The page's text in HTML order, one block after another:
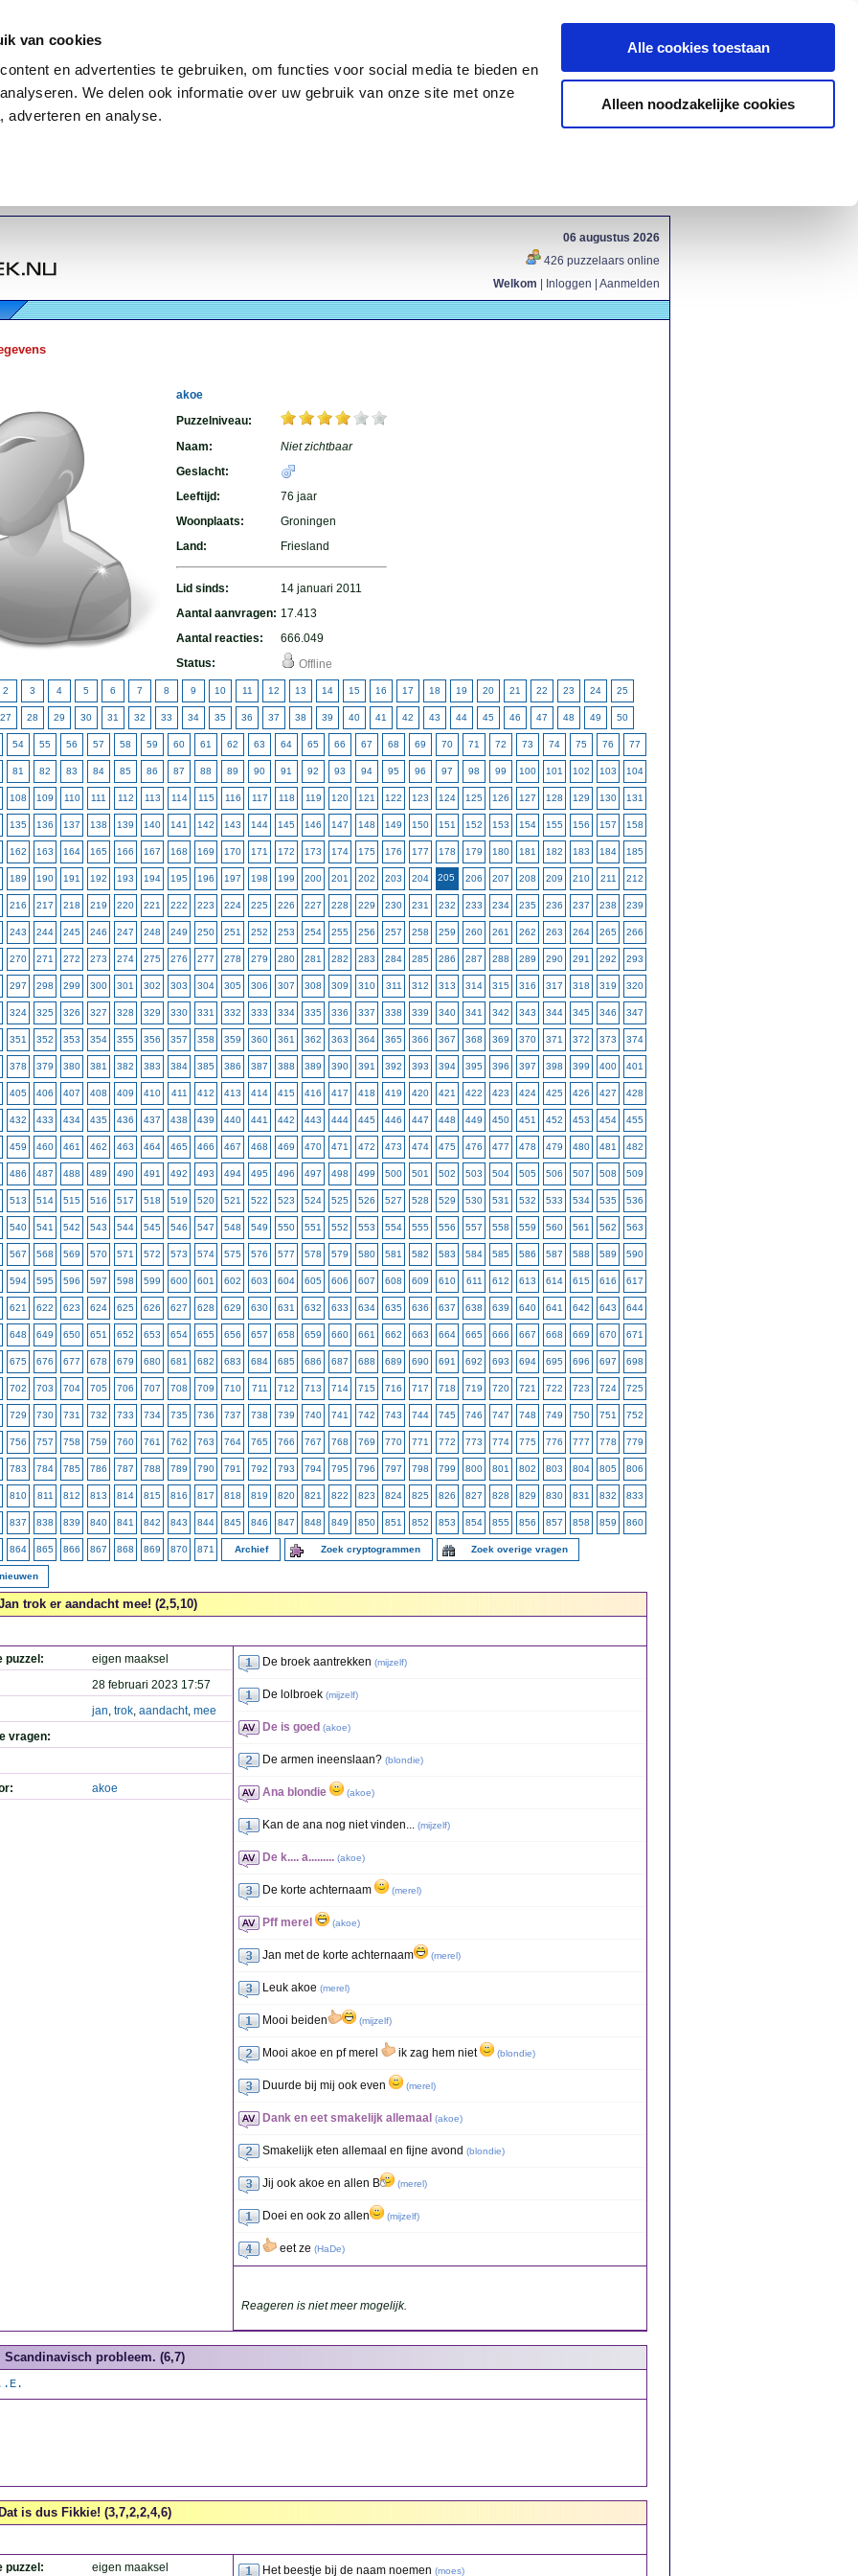
van cookies
en advertenties te gebruiken, om functies voor social media te bieden en
We delen ook informatie over uw gebruik van onze site met onze
adverteren en analyse.
Alle cookies toestaan
Alleen noodzakelijke cookies
06 augustus 2026
426 puzzelaars online
Welkom
Inloggen Aanmelden
akoe
Puzzelniveau:
Naam:
Niet zichtbaar
Geslacht:
Leeftijd:
76 jaar
Woonplaats:
Groningen
Land:
Friesland
Lid sinds:
14 januari 2011
Aantal aanvragen: 17.413
Aantal reacties:
666.049
Status:
Offline
2 3 4 5 6 7 8 9 10 11 12 13 14 15 16 17 18 19 20 21 22 23 24 25
27 28 29 30 31 32 33 34 35 36 37 38 39 40 41 42 43 44 45 46 47 48 49 50
54 55 56 57 58 59 60 61 62 63 64 65 66 67 68 69 70 71 72 73 74 75 76 77
81 82 83 84 85 86 87 88 89 90 91 92 93 94 95 96 97 98 99 100 101 102 103 104
108 109 110 111 112 113 114 115 116 117 118 119 120 121 122 123 124 125 126 127 128 129 130 131
135 136 137 138 139 140 141 142 143 144 145 146 147 148 149 150 151 152 153 154 155 156 157 158
162 163 164 165 166 167 168 169 170 171 172 173 174 175 176 177 178 179 180 181 182 183 184 185
189 190 191 192 193 194 195 196 197 198 199 200 201 202 203 204 205 206 207 208 209 210 211 212
216 217 218 219 220 221 222 223 224 225 226 227 228 229 230 231 232 233 234 235 236 237 238 239
243 244 245 246 247 248 249 250 251 252 253 254 255 256 257 258 259 260 261 262 263 264 265 266
270 271 272 273 274 275 276 277 278 279 280 281 282 283 284 285 286 287 288 289 290 291 292 293
297 298 299 300 301 302 303 304 305 306 307 308 309 310 311 312 313 314 315 316 317 318 319 320
324 325 326 327 328 329 330 331 332 333 334 335 336 337 338 339 340 341 342 343 344 345 346 347
351 352 353 354 355 356 357 358 359 360 361 362 363 364 365 366 367 368 369 370 371 372 373 374
378 379 380 381 382 383 384 385 386 387 388 389 390 391 392 393 394 395 396 397 398 399 400 401
405 406 407 408 409 410 411 412 413 414 415 416 417 418 419 420 421 422 423 424 425 426 427 428
432 433 434 435 436 437 438 439 440 441 442 443 444 445 446 447 448 449 450 451 452 453 454 455
459 460 461 462 463 464 465 466 467 468 469 470 471 472 473 474 475 476 477 478 479 480 481 482
486 487 488 489 490 491 492 493 494 495 496 497 498 499 500 501 502 503 504 505 506 507 508 509
513 514 515 516 517 518 519 520 521 522 523 524 525 526 527 528 529 530 531 532 533 534 535 536
540 541 542 543 544 545 546 547 548 549 550 551 552 553 554 555 556 557 558 559 560 561 562 563
567 568 569 570 571 572 573 574 575 576 577 578 579 580 581 582 583 584 585 586 587 588 589 590
594 595 596 597 598 599 600 601 602 603 604 605 606 607 608 609 610 611 612 613 614 615 616 617
621 622 623 624 625 626 627 628 629 630 631 632 633 634 635 636 637 638 639 640 641 642 643 644
648 649 650 651 652 653 654 655 656 657 658 659 660 661 662 663 664 665 666 667 668 669 670 671
675 676 677 678 679 680 681 682 683 684 685 686 687 688 689 690 691 692 693 694 695 696 697 698
702 703 704 705 706 707 708 709 710 711 712 713 714 715 716 717 718 719 720 721 722 723 724 725
729 730 731 732 733 734 735 736 737 738 739 740 741 742 743 744 745 746 747 748 749 750 751 752
756 757 758 759 760 761 762 763 764 765 766 767 768 769 770 771 772 773 774 775 776 777 778 779
783 784 785 786 787 788 789 790 791 792 793 794 795 796 797 798 799 800 801 802 803 804 805 806
810 811 812 813 814 815 816 817 818 819 820 821 822 823 824 825 826 827 828 829 830 831 832 833
837 838 839 840 841 842 843 844 845 846 847 848 849 850 851 852 853 854 855 856 857 858 859 860
864 865 866 867 868 869 870 871 Archief Zoek cryptogrammen Zoek overige vragen
trok er aandacht mee! (2,5,10)
puzzel:
eigen maaksel
28 februari 2023 17:57
jan, trok, aandacht, mee
vragen:
akoe
De broek aantrekken (mijzelf)
De lolbroek (mijzelf)
De is goed (akoe)
De armen ineenslaan? (blondie)
Ana blondie (akoe)
Kan de ana nog niet vinden... (mijzelf)
De k.... a......... (akoe)
De korte achternaam (merel)
Pff merel (akoe)
Jan met de korte achternaam (merel)
Leuk akoe (merel)
Mooi beiden (mijzelf)
Mooi akoe en pf merel ik zag hem niet (blondie)
Duurde bij mij ook even (merel)
Dank en eet smakelijk allemaal (akoe)
Smakelijk eten allemaal en fijne avond (blondie)
Jij ook akoe en allen B (merel)
Doei en ook zo allen (mijzelf)
eet ze (HaDe)
Reageren is niet meer mogelijk.
Scandinavisch probleem. (6,7)
is dus Fikkie! (3,7,2,2,4,6)
puzzel:
eigen maaksel
Het beestje bij de naam noemen (moes)